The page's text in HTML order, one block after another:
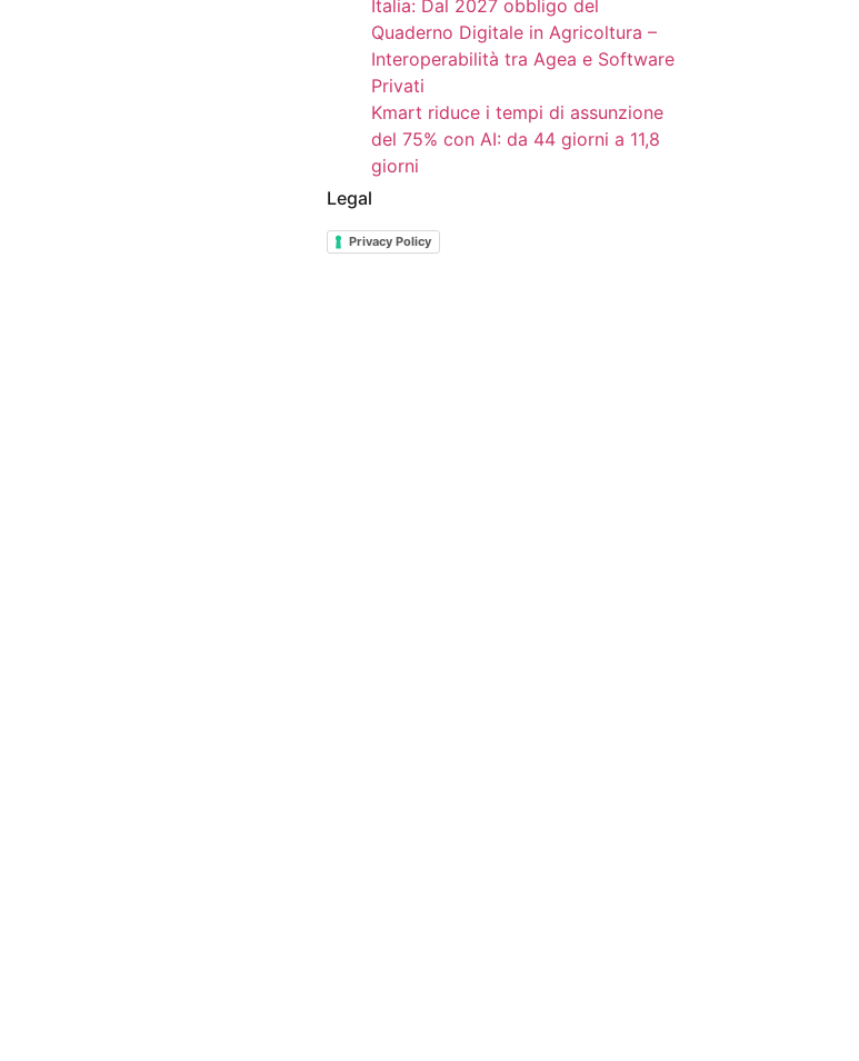
Italia: Dal 2027 obbligo del
Quaderno Digitale in Agricoltura –
Interoperabilità tra Agea e Software
Privati
Kmart riduce i tempi di assunzione
del 75% con AI: da 44 giorni a 11,8
giorni
Legal
Privacy Policy